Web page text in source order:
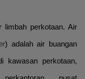
limbah perkotaan. Air
) adalah air buangan
kawasan perkotaan,